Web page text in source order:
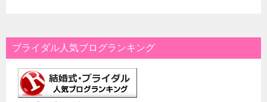
ブライダル人気ブログランキング